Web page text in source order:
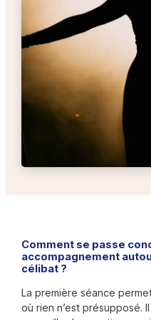
Comment se passe
accompagnement
célibat ?
La première séance
où rien n’est présupposé.